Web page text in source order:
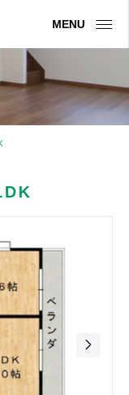
MENU